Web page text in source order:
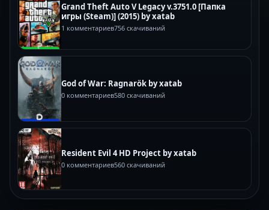
Grand Theft Auto V Legacy v.3751.0 [Папка
игры (Steam)] (2015) by xatab
1 комментариев756 скачиваний
God of War: Ragnarök by xatab
0 комментариев580 скачиваний
Resident Evil 4 HD Project by xatab
0 комментариев560 скачиваний